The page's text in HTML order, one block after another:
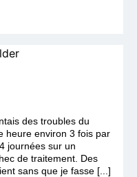
des troubles du
heure environ 3 fois par
journées sur un
de traitement. Des
sans que je fasse [...]